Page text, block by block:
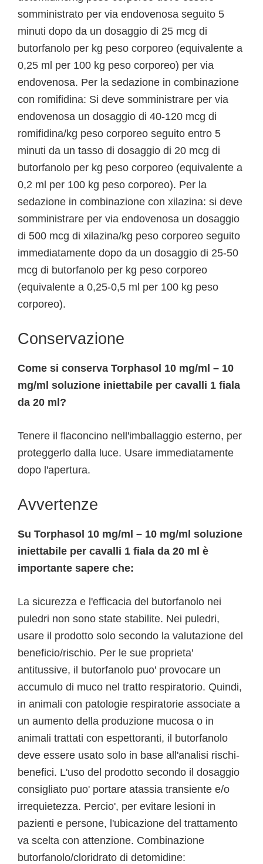
somministrato per via endovenosa seguito 5
minuti dopo da un dosaggio di 25 mcg di
butorfanolo per kg peso corporeo (equivalente a
0,25 ml per 100 kg peso corporeo) per via
endovenosa. Per la sedazione in combinazione
con romifidina: Si deve somministrare per via
endovenosa un dosaggio di 40-120 mcg di
romifidina/kg peso corporeo seguito entro 5
minuti da un tasso di dosaggio di 20 mcg di
butorfanolo per kg peso corporeo (equivalente a
0,2 ml per 100 kg peso corporeo). Per la
sedazione in combinazione con xilazina: si deve
somministrare per via endovenosa un dosaggio
di 500 mcg di xilazina/kg peso corporeo seguito
immediatamente dopo da un dosaggio di 25-50
mcg di butorfanolo per kg peso corporeo
(equivalente a 0,25-0,5 ml per 100 kg peso
corporeo).
Conservazione
Come si conserva Torphasol 10 mg/ml – 10
mg/ml soluzione iniettabile per cavalli 1 fiala
da 20 ml?
Tenere il flaconcino nell'imballaggio esterno, per
proteggerlo dalla luce. Usare immediatamente
dopo l'apertura.
Avvertenze
Su Torphasol 10 mg/ml – 10 mg/ml soluzione
iniettabile per cavalli 1 fiala da 20 ml è
importante sapere che:
La sicurezza e l'efficacia del butorfanolo nei
puledri non sono state stabilite. Nei puledri,
usare il prodotto solo secondo la valutazione del
beneficio/rischio. Per le sue proprieta'
antitussive, il butorfanolo puo' provocare un
accumulo di muco nel tratto respiratorio. Quindi,
in animali con patologie respiratorie associate a
un aumento della produzione mucosa o in
animali trattati con espettoranti, il butorfanolo
deve essere usato solo in base all'analisi rischi-
benefici. L'uso del prodotto secondo il dosaggio
consigliato puo' portare atassia transiente e/o
irrequietezza. Percio', per evitare lesioni in
pazienti e persone, l'ubicazione del trattamento
va scelta con attenzione. Combinazione
butorfanolo/cloridrato di detomidine: